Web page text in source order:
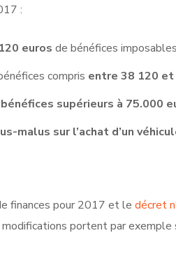
:
euros de bénéfices imposables
compris entre 38 120
bénéfices supérieurs à 75.000
malus sur l’achat d’un
finances pour 2017 et le décret
portent par exemple